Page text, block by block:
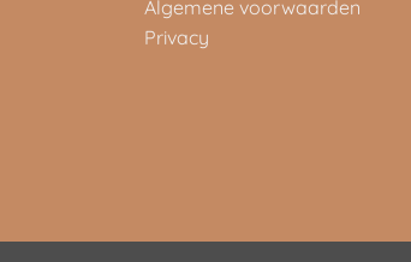
Algemene voorwaarden
Privacy